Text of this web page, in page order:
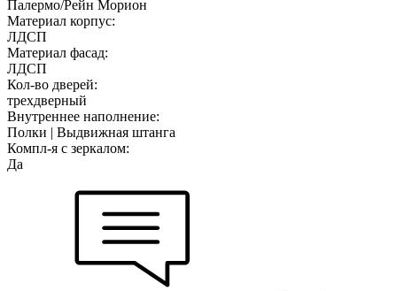
Палермо/Рейн Морион
Материал корпус:
ЛДСП
Материал фасад:
ЛДСП
Кол-во дверей:
трехдверный
Внутреннее наполнение:
Полки | Выдвижная штанга
Компл-я с зеркалом:
Да